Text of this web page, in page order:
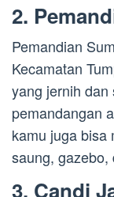
2.
Pemandian
Kecamatan
yang jernih
pemandangan
kamu juga bisa
saung, gazebo,
3. Candi